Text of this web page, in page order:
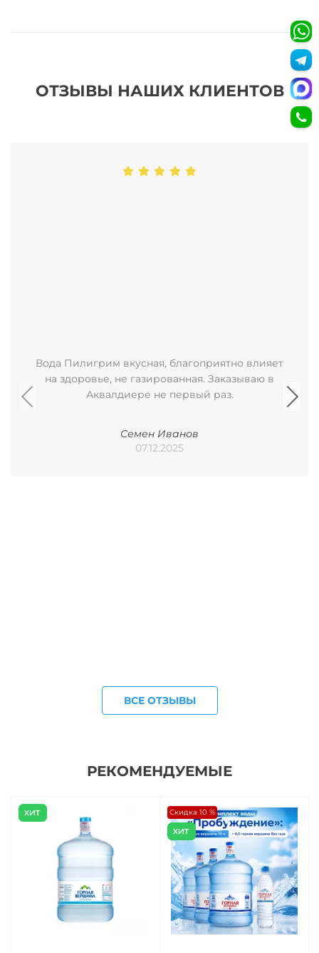
ОТЗЫВЫ НАШИХ КЛИЕНТОВ
Вода Пилигрим вкусная, благоприятно влияет
на здоровье, не газированная. Заказываю в
Аквалдиере не первый раз.
Семен Иванов
07.12.2025
ВСЕ ОТЗЫВЫ
РЕКОМЕНДУЕМЫЕ
Скидка 10 %